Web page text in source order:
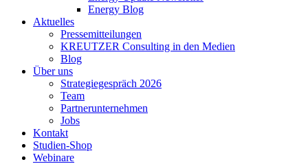
Energy Blog
Aktuelles
Pressemitteilungen
KREUTZER Consulting in den Medien
Blog
Über uns
Strategiegespräch 2026
Team
Partnerunternehmen
Jobs
Kontakt
Studien-Shop
Webinare